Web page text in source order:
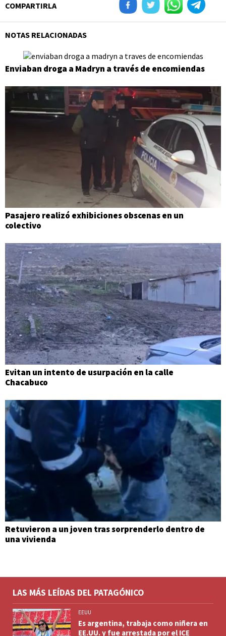
COMPARTIRLA
NOTAS RELACIONADAS
Enviaban droga a Madryn a través de encomiendas
Pasajero realizó exhibiciones obscenas en un
colectivo
Evitan un intento de usurpación en la calle
Chacabuco
Retuvieron a un joven tras sorprenderlo dentro de
una vivienda
LAS MÁS LEÍDAS DEL PATAGÓNICO
EEUU
Es argentina, trabaja como niñera en
EE.UU. y fue arrestada por el ICE